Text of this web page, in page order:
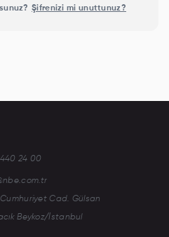
Şifrenizi mi unuttunuz?
440 24 00
Cad. Gülsan
Beykoz/İstanbul